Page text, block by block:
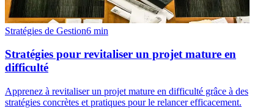
Stratégies de Gestion6 min
Stratégies pour revitaliser un projet mature en
difficulté
Apprenez à revitaliser un projet mature en difficulté grâce à des
stratégies concrètes et pratiques pour le relancer efficacement.